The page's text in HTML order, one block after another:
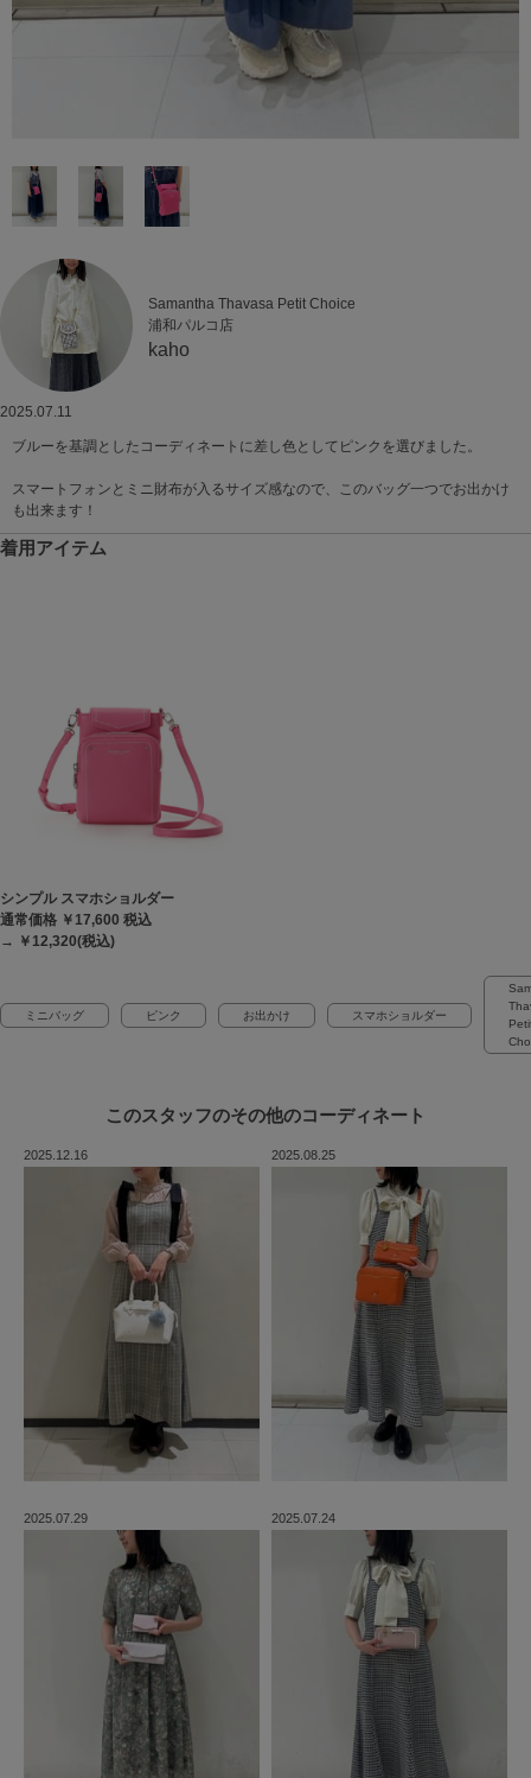
Samantha Thavasa Petit Choice
浦和パルコ店
kaho
2025.07.11
ブルーを基調としたコーディネートに差し色としてピンクを選びました。
スマートフォンとミニ財布が入るサイズ感なので、このバッグ一つでお出かけ
も出来ます！
着用アイテム
シンプル スマホショルダー
通常価格 ￥17,600 税込
→ ￥12,320(税込)
ミニバッグ ピンク お出かけ スマホショルダー
このスタッフのその他のコーディネート
2025.12.16 2025.08.25
2025.07.29 2025.07.24